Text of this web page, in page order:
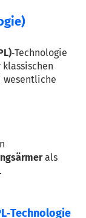
‑Technologie
wesentliche
als